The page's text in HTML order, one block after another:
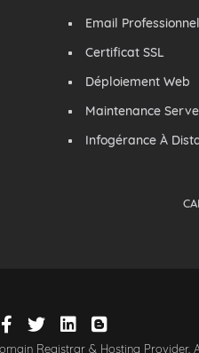
Email Professionnel
Certificat SSL
Déploiement Web
Maintenance
Infogérance À
Registrar & Hosting Provider.